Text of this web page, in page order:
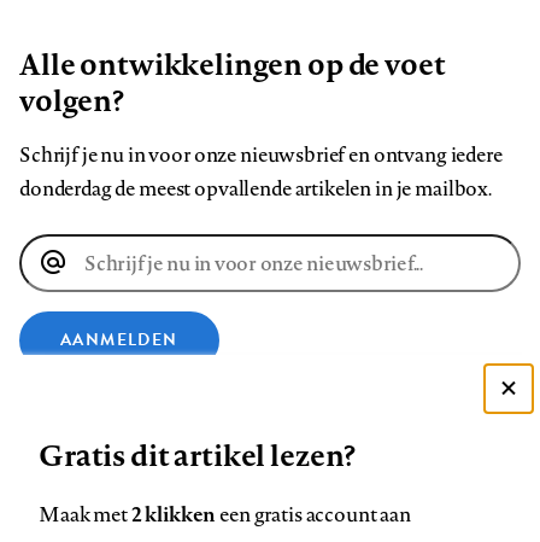
Alle ontwikkelingen op de voet
volgen?
Schrijf je nu in voor onze nieuwsbrief en ontvang iedere
donderdag de meest opvallende artikelen in je mailbox.
E-
mailadres
AANMELDEN
ons
Zie onze cookie policy
Gratis dit artikel lezen?
Maak met2 klikkeneen gratis account aan